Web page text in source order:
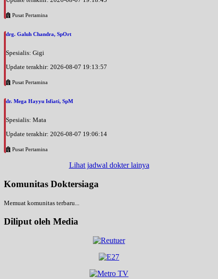
Pusat Pertamina
drg. Galuh Chandra, SpOrt
Spesialis: Gigi
Update terakhir: 2026-08-07 19:13:57
Pusat Pertamina
dr. Mega Hayyu Isfiati, SpM
Spesialis: Mata
Update terakhir: 2026-08-07 19:06:14
Pusat Pertamina
Lihat jadwal dokter lainya
Komunitas Doktersiaga
Memuat komunitas terbaru...
Diliput oleh Media